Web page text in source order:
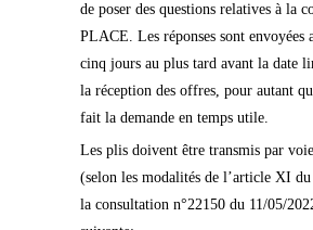
de poser des questions relatives à la
PLACE. Les réponses sont envoyées
cinq jours au plus tard avant la date
la réception des offres, pour autant
fait la demande en temps utile.
Les plis doivent être transmis par
(selon les modalités de l’article XI
la consultation n°22150 du 11/05/